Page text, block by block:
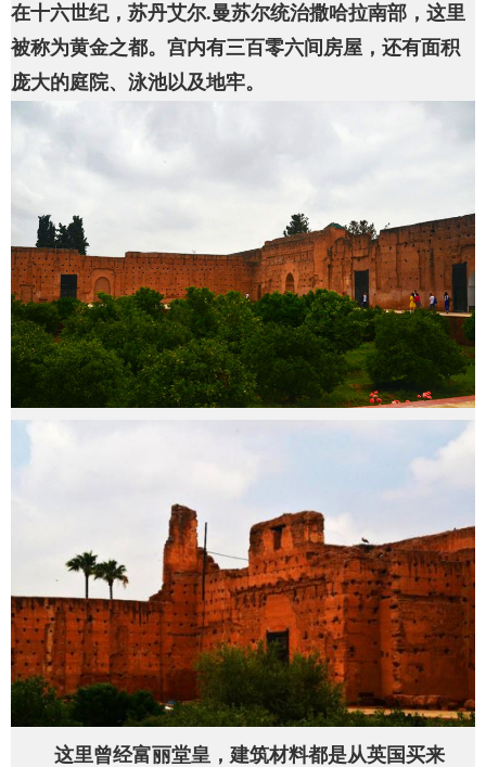
在十六世纪，苏丹艾尔.曼苏尔统治撒哈拉南部，这里
被称为黄金之都。宫内有三百零六间房屋，还有面积
庞大的庭院、泳池以及地牢。
这里曾经富丽堂皇，建筑材料都是从英国买来